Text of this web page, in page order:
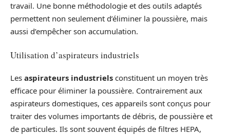
travail. Une bonne méthodologie et des outils adaptés
permettent non seulement d’éliminer la poussière, mais
aussi d’empêcher son accumulation.
Utilisation d’aspirateurs industriels
Les aspirateurs industriels constituent un moyen très
efficace pour éliminer la poussière. Contrairement aux
aspirateurs domestiques, ces appareils sont conçus pour
traiter des volumes importants de débris, de poussière et
de particules. Ils sont souvent équipés de filtres HEPA,